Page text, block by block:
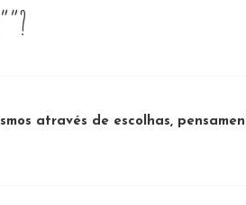
através de escolhas,